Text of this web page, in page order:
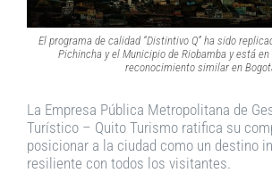
El programa de calidad “Distintivo Q” ha sido
Pichincha y el Municipio de Riobamba y está
reconocimiento similar en
La Empresa Pública Metropolitana de
Turístico – Quito Turismo ratifica su
posicionar a la ciudad como un destino
resiliente con todos los visitantes.